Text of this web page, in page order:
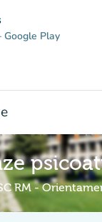
Google Play
RM -